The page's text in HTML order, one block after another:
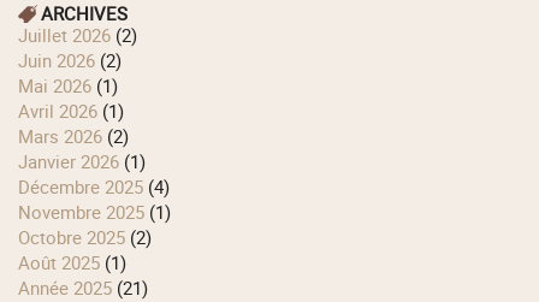
ARCHIVES
juillet 2026 (2)
juin 2026 (2)
mai 2026 (1)
avril 2026 (1)
mars 2026 (2)
janvier 2026 (1)
décembre 2025 (4)
novembre 2025 (1)
octobre 2025 (2)
août 2025 (1)
année 2025 (21)